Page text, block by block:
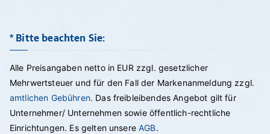
* Bitte beachten Sie:
Alle Preisangaben netto in EUR zzgl. gesetzlicher
Mehrwertsteuer und für den Fall der Markenanmeldung zzgl.
amtlichen Gebühren. Das freibleibendes Angebot gilt für
Unternehmer/ Unternehmen sowie öffentlich-rechtliche
Einrichtungen. Es gelten unsereAGB.